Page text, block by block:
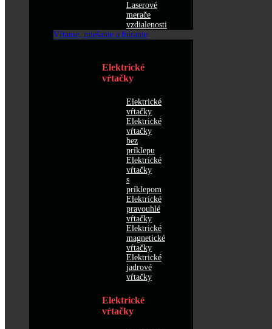
Laserové
merače
vzdialenosti
Vŕtanie, miešanie a búranie
Elektrické
vŕtačky
Elektrické
vŕtačky
Elektrické
vŕtačky
bez
príklepu
Elektrické
vŕtačky
s
príklepom
Elektrické
pravouhlé
vŕtačky
Elektrické
magnetické
vŕtačky
Elektrické
jadrové
vŕtačky
Elektrické
vŕtačky